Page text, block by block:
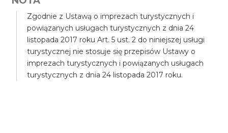
Zgodnie z Ustawą o imprezach turystycznych i
powiązanych usługach turystycznych z dnia 24
listopada 2017 roku Art. 5 ust. 2 do niniejszej usługi
turystycznej nie stosuje się przepisów Ustawy o
imprezach turystycznych i powiązanych usługach
turystycznych z dnia 24 listopada 2017 roku.